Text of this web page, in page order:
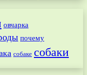
овчарка
почему
собаке собаки